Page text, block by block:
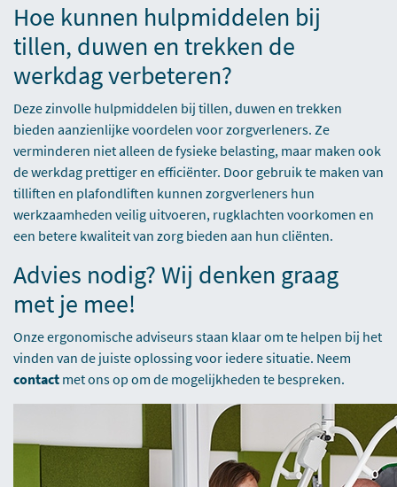
Hoe kunnen hulpmiddelen bij
tillen, duwen en trekken de
werkdag verbeteren?
Deze zinvolle hulpmiddelen bij tillen, duwen en trekken
bieden aanzienlijke voordelen voor zorgverleners. Ze
verminderen niet alleen de fysieke belasting, maar maken ook
de werkdag prettiger en efficiënter. Door gebruik te maken van
tilliften en plafondliften kunnen zorgverleners hun
werkzaamheden veilig uitvoeren, rugklachten voorkomen en
een betere kwaliteit van zorg bieden aan hun cliënten.
Advies nodig? Wij denken graag
met je mee!
Onze ergonomische adviseurs staan klaar om te helpen bij het
vinden van de juiste oplossing voor iedere situatie. Neem
contact met ons op om de mogelijkheden te bespreken.